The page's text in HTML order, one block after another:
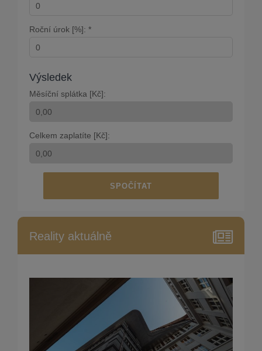
Roční úrok [%]: *
Výsledek
Měsíční splátka [Kč]:
Celkem zaplatíte [Kč]:
SPOČÍTAT
Reality aktuálně